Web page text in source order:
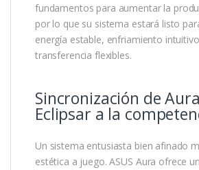
fundamentos para aumentar la
por lo que su sistema estará listo
energía estable, enfriamiento
transferencia flexibles.
Sincronización de
Eclipsar a la
Un sistema entusiasta bien afinado
estética a juego. ASUS Aura ofrece